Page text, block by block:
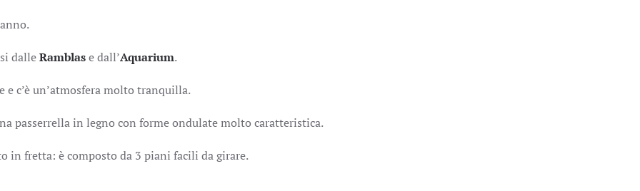
dalleRamblase dall’Aquarium.
c’è un’atmosfera molto tranquilla.
passerrella in legno con forme ondulate molto caratteristica.
in fretta: è composto da 3 piani facili da girare.